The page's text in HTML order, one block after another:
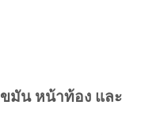
มัน หน้าท้อง และ